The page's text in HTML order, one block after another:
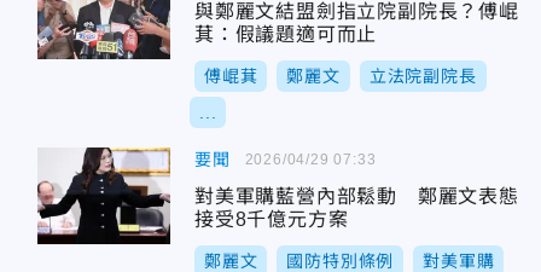
與鄭麗文結盟劍指立院副院長？傅崐
萁：假議題適可而止
傅崐萁 鄭麗文 立法院副院長
要聞
對美軍購藍營內部鬆動 鄭麗文表態
接受8千億元方案
鄭麗文 國防特別條例 對美軍購
2026/04/29 07:33